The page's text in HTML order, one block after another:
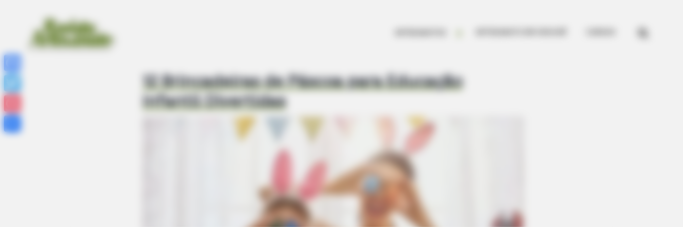
12 Brincadeiras de Páscoa para Educação
Infantil Divertidas
Pinterest
Pfizer's Billion-Dollar Nightmare: Men Ditching Viagra For
Neurologists Have Identified 10 Medications Now Linked
To Brain Fog In Adults Over 60